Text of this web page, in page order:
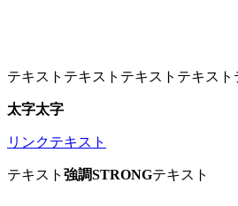
テキストテキストテキストテキス
太字太字
リンクテキスト
テキスト 強調STRONGテキスト